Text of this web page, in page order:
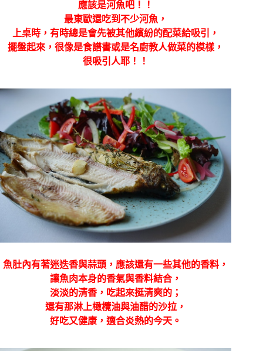
應該是河魚吧！！
最東歐還吃到不少河魚，
上桌時，有時總是會先被其他繽紛的配菜給吸引，
擺盤起來，很像是食譜書或是名廚教人做菜的模樣，
很吸引人耶！！
魚肚內有著迷迭香與蒜頭，應該還有一些其他的香料，
讓魚肉本身的香氣與香料結合，
淡淡的清香，吃起來挺清爽的；
還有那淋上橄欖油與油醋的沙拉，
好吃又健康，適合炎熱的今天。